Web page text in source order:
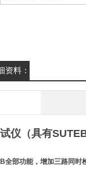
资料：
仪 （具有
全部功能，增加三路同时